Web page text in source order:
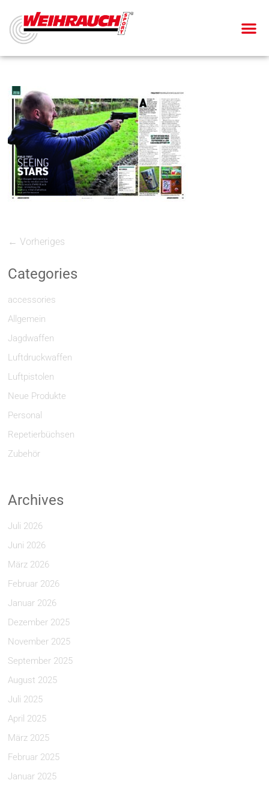
← Vorheriges
Categories
accessories
Allgemein
Jagdwaffen
Luftdruckwaffen
Luftpistolen
Neue Produkte
Personal
Repetierbüchsen
Zubehör
Archives
Juli 2026
Juni 2026
März 2026
Februar 2026
Januar 2026
Dezember 2025
November 2025
September 2025
August 2025
Juli 2025
April 2025
März 2025
Februar 2025
Januar 2025